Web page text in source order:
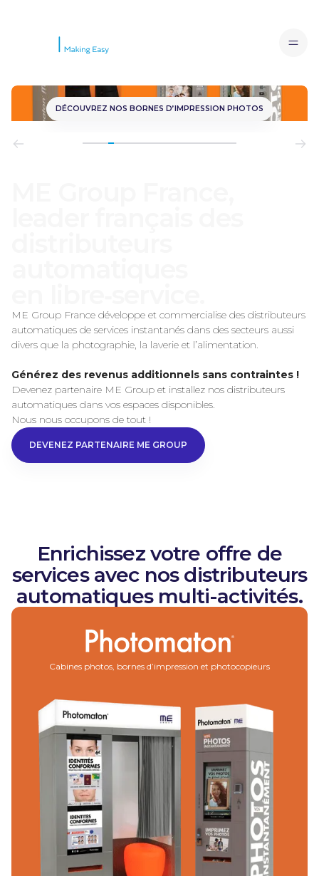
ME Group France développe et commercialise des distributeurs
automatiques de services instantanés dans des secteurs aussi
divers que la photographie, la laverie et l’alimentation.
Générez des revenus additionnels sans contraintes !
Devenez partenaire ME Group et installez nos distributeurs
automatiques dans vos espaces disponibles.
Nous nous occupons de tout !
DEVENEZ PARTENAIRE ME GROUP
DÉCOUVREZ NOS BORNES D’IMPRESSION PHOTOS
Enrichissez votre offre de
services avec nos distributeurs
automatiques multi-activités.
Cabines photos, bornes d’impression et photocopieurs